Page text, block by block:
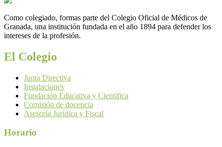
Como colegiado, formas parte del Colegio Oficial de Médicos de
Granada, una institución fundada en el año 1894 para defender los
intereses de la profesión.
El Colegio
Junta Directiva
Instalaciones
Fundación Educativa y Científica
Comisión de docencia
Asesoría Jurídica y Fiscal
Horario